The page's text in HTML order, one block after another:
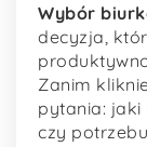
Wybór
decyzja,
Zanim
pytania: jaki
czy